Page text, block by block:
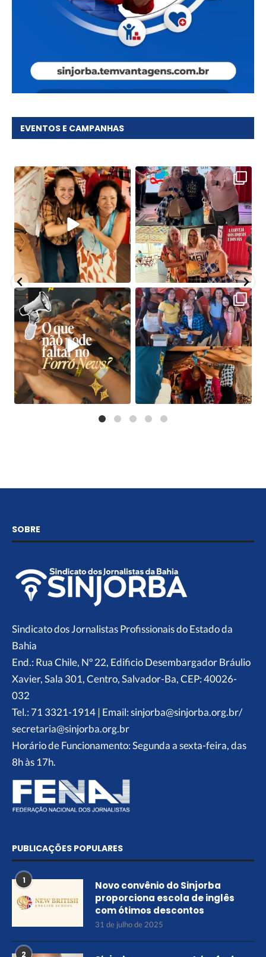
EVENTOS E CAMPANHAS
SOBRE
Sindicato dos Jornalistas Profissionais do Estado da
Bahia
End.: Rua Chile, Nº 22, Edificio Desembargador Bráulio
Xavier, Sala 301, Centro, Salvador-Ba, CEP: 40026-
032
Tel.: 71 3321-1914 | Email: sinjorba@sinjorba.org.br/
secretaria@sinjorba.org.br
Horário de Funcionamento: Segunda a sexta-feira, das
8h às 17h.
PUBLICAÇÕES POPULARES
1
Novo convênio do Sinjorba
proporciona escola de inglês
com ótimos descontos
31 de julho de 2025
2